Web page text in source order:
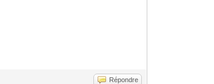
Répondre